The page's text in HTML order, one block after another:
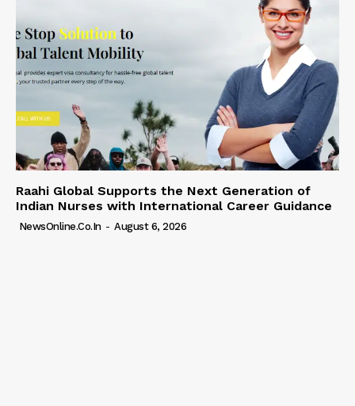
Raahi Global Supports the Next Generation of
Indian Nurses with International Career Guidance
NewsOnline.co.in - August 6, 2026